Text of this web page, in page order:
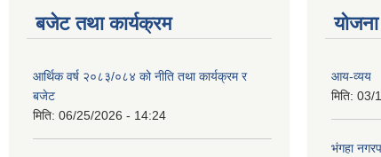
बजेट तथा कार्यक्रम
आर्थिक वर्ष २०८३/०८४ को नीति तथा कार्यक्रम र
बजेट
मिति: 06/25/2026 - 14:24
आय-व्यय
मिति: 03/
भंगहा